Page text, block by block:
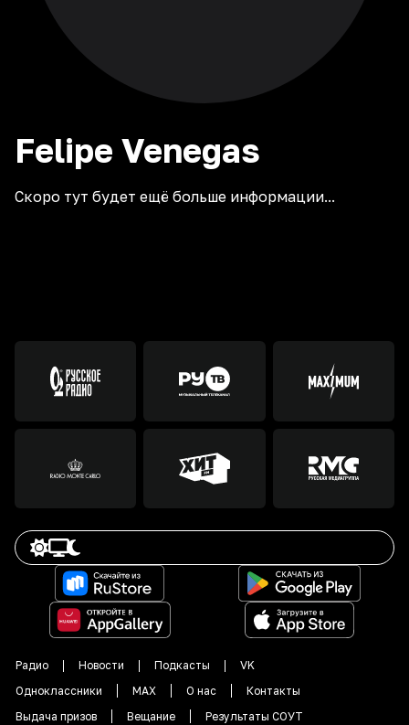
Felipe Venegas
Скоро тут будет ещё больше информации...
Радио Новости Подкасты
VK
Одноклассники
MAX О нас
Контакты
Выдача призов
Вещание Результаты СОУТ